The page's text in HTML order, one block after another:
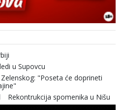
u Supovcu
"Poseta će doprineti
Rekontrukcija spomenika u Nišu